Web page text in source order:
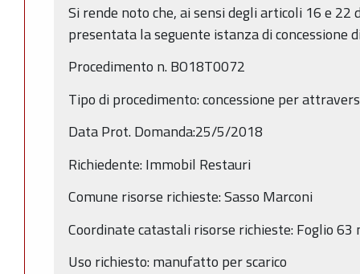
Si rende noto che, ai sensi degli articoli 16 e 22
presentata la seguente istanza di concessione
Procedimento n. BO18T0072
Tipo di procedimento: concessione per
Data Prot. Domanda:25/5/2018
Richiedente: Immobil Restauri
Comune risorse richieste: Sasso Marconi
Coordinate catastali risorse richieste: Foglio 63
Uso richiesto: manufatto per scarico